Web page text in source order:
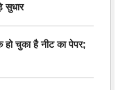
सुधार
चुका है नीट का पेपर;